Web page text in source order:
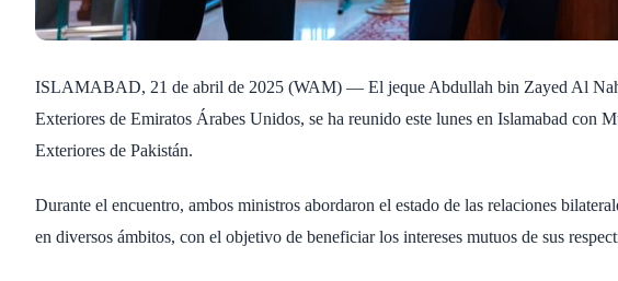
ISLAMABAD, 21 de abril de 2025 (WAM) — El jeque Abdullah bin Zayed Al
Exteriores de Emiratos Árabes Unidos, se ha reunido este lunes en Islamabad con
Exteriores de Pakistán.
Durante el encuentro, ambos ministros abordaron el estado de las relaciones
en diversos ámbitos, con el objetivo de beneficiar los intereses mutuos de sus